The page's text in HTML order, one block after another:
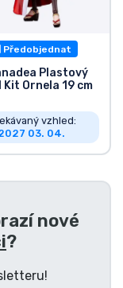
Předobjednat
Plastový
Kit Ornela 19 cm
vzhled:
03. 04.
nové
?